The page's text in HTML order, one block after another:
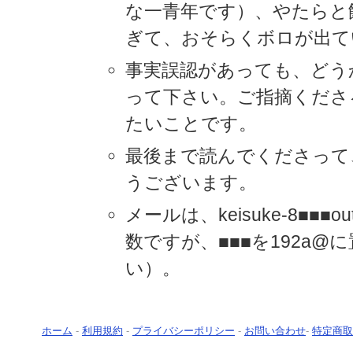
な一青年です）、やたら
ぎて、おそらくボロが出
事実誤認があっても、ど
って下さい。ご指摘くだ
たいことです。
最後まで読んでくださっ
うございます。
メールは、keisuke-
数ですが、■■■を192a@
い）。
ホーム - 利用規約 - プライバシーポリシー - お問い合わせ- 特定商